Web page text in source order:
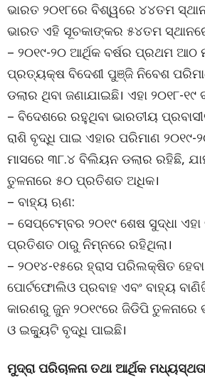
ଭାରତ ୨୦୧୮ରେ ବିଶ୍ୱରେ ୪୪ତମ
ଭାରତ ଏହି ସୂଚକାଙ୍କର ୫୪ତମ
– ୨୦୧୯-୨୦ ଆର୍ଥିକ ବର୍ଷର ପ୍ରଥମ ଆଠ
ପ୍ରତ୍ୟକ୍ଷ ବିଦେଶୀ ପୁଞ୍ଜି ନିବେଶ
ଡଲାର ଥିବା ଜଣାଯାଇଛି। ଏହା ୨୦୧୮-୧୯
– ବିଦେଶରେ ରହୁଥିବା ଭାରତୀୟ
ରାଶି ବୃଦ୍ଧି ପାଇ ଏହାର ପରିମାଣ
ମାସରେ ୩୮.୪ ବିଲିୟନ ଡଲାର ରହିଛି,
ତୁଳନାରେ ୫୦ ପ୍ରତିଶତ ଅଧିକ।
– ବାହ୍ୟ ଋଣ:
– ସେପ୍ଟେମ୍ବର ୨୦୧୯ ଶେଷ ସୁଦ୍ଧା
ପ୍ରତିଶତ ଠାରୁ ନିମ୍ନରେ ରହିଥିଲା।
– ୨୦୧୪-୧୫ରେ ହ୍ରାସ ପରିଲକ୍ଷିତ
ପୋର୍ଟଫୋଲିଓ ପ୍ରବାହ ଏବଂ ବାହ୍ୟ
କାରଣରୁ ଜୁନ ୨୦୧୯ରେ ଜିଡିପି ତୁଳନାରେ
ଓ ଇକ୍ୟୁଟି ବୃଦ୍ଧି ପାଇଛି।
ମୁଦ୍ରା ପରିଚାଳନା ତଥା ଆର୍ଥିକ